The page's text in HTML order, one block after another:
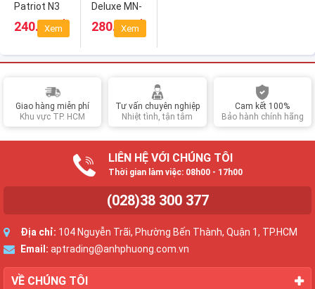
Patriot N3
240.000₫
Xem
Deluxe MN-
01
280.000₫
Xem
Giao hàng miễn phí
Khu vực TP. HCM
Tư vấn chuyên nghiệp
Nhiệt tình, tận tâm
Cam kết 100%
Bảo hành chính hãng
LIÊN HỆ VỚI CHÚNG TÔI
Thời gian làm việc: 08h00 - 17h00
(028)38 300 377
Địa chỉ: 104 Nguyễn Trãi, Phường Bến Thành, Quận 1, TP.HCM
Email: aptrading@anhphuong.com.vn
VỀ CHÚNG TÔI